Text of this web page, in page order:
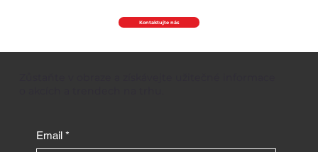
Kontaktujte nás
Email *